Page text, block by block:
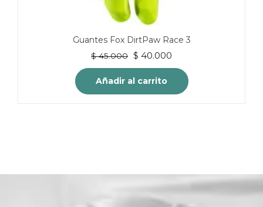
Guantes Fox DirtPaw Race 3
$45.000
El
precio
original
era:
$ 40.000
precio
actual
es:
Añadir al carrito